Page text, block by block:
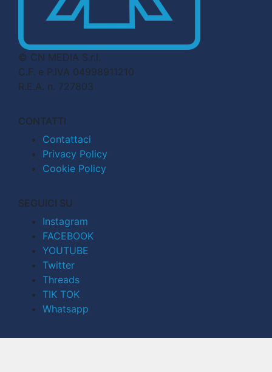
© CN MEDIA S.r.l.
C.F. e P.IVA 04998911210
R.E.A. n. 727803
CONTATTI
Contattaci
Privacy Policy
Cookie Policy
SEGUICI SU
Instagram
FACEBOOK
YOUTUBE
Twitter
Threads
TIK TOK
Whatsapp